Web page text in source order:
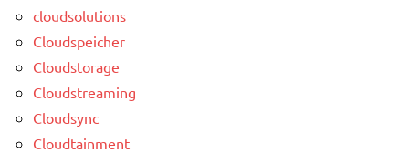
cloudsolutions
Cloudspeicher
Cloudstorage
Cloudstreaming
Cloudsync
Cloudtainment